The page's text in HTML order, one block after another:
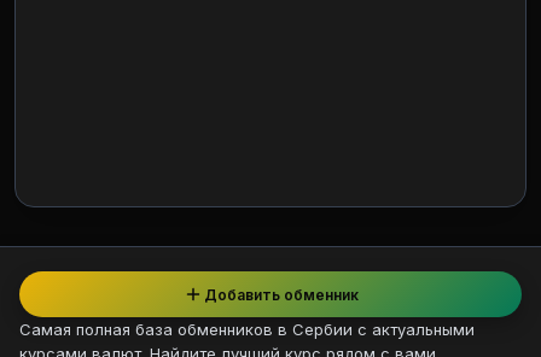
Самая полная база обменников в Сербии с актуальными
Добавить обменник